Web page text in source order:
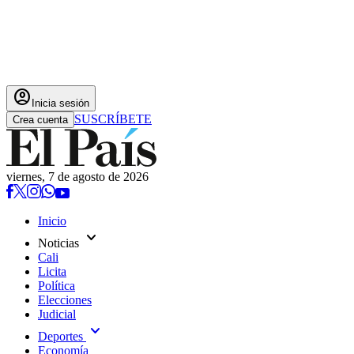
account_circle Inicia sesión
Crea cuenta SUSCRÍBETE
viernes, 7 de agosto de 2026
Inicio
Noticias expand_more
Cali
Licita
Política
Elecciones
Judicial
Deportes expand_more
Economía